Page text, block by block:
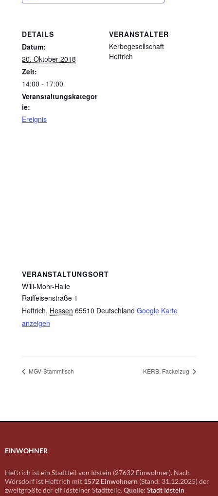
DETAILS
Datum:
20. Oktober 2018
Zeit:
14:00 - 17:00
Veranstaltungskategor
ie:
Ereignis
VERANSTALTER
Kerbegesellschaft
Heftrich
VERANSTALTUNGSORT
Willi-Mohr-Halle
Raiffeisenstraße 1
Heftrich, Hessen 65510 Deutschland Google Karte
anzeigen
MGV-Stammtisch KERB, Fackelzug
EINWOHNER
Heftrich ist ein Stadtteil von Idstein (27632 Einwohner). Nach
Wörsdorf ist Heftrich mit 1572 Einwohnern (Stand: 31.12.2025) der
zweitgrößte der elf Idsteiner Stadtteile. Quelle: Stadt Idstein